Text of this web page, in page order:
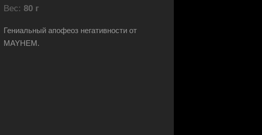
Вес: 80 г
Гениальный апофеоз негативности от
MAYHEM.